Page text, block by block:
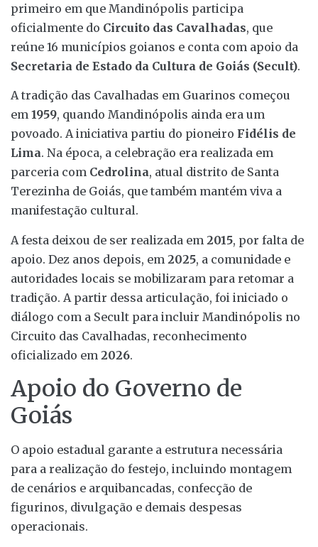
primeiro em que Mandinópolis participa
oficialmente do Circuito das Cavalhadas, que
reúne 16 municípios goianos e conta com apoio da
Secretaria de Estado da Cultura de Goiás (Secult).
A tradição das Cavalhadas em Guarinos começou
em 1959, quando Mandinópolis ainda era um
povoado. A iniciativa partiu do pioneiro Fidélis de
Lima. Na época, a celebração era realizada em
parceria com Cedrolina, atual distrito de Santa
Terezinha de Goiás, que também mantém viva a
manifestação cultural.
A festa deixou de ser realizada em 2015, por falta de
apoio. Dez anos depois, em 2025, a comunidade e
autoridades locais se mobilizaram para retomar a
tradição. A partir dessa articulação, foi iniciado o
diálogo com a Secult para incluir Mandinópolis no
Circuito das Cavalhadas, reconhecimento
oficializado em 2026.
Apoio do Governo de
Goiás
O apoio estadual garante a estrutura necessária
para a realização do festejo, incluindo montagem
de cenários e arquibancadas, confecção de
figurinos, divulgação e demais despesas
operacionais.